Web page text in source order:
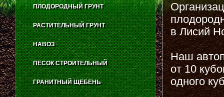
в Лисий
Наш
от 10
одного
ПЛОДОРОДНЫЙ ГРУНТ
РАСТИТЕЛЬНЫЙ ГРУНТ
НАВОЗ
ПЕСОК СТРОИТЕЛЬНЫЙ
ГРАНИТНЫЙ ЩЕБЕНЬ